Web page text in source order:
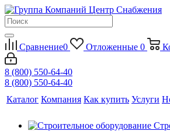
Сравнение0 Отложенные 0
8 (800) 550-64-40
8 (800) 550-64-40
Каталог Компания Как купить Услуги